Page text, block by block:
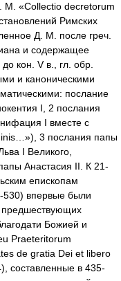
М. «Collectio decretorum
Римских
Д. М. после греч.
и содержащее
кон. V в., гл. обр.
и каноническими
послание
I, 2 послания
I вместе с
3 послания папы
I Великого,
Анастасия II. К 21-
епископам
впервые были
Божией и
Praeteritorum
de gratia Dei et libero
составленные в 435-